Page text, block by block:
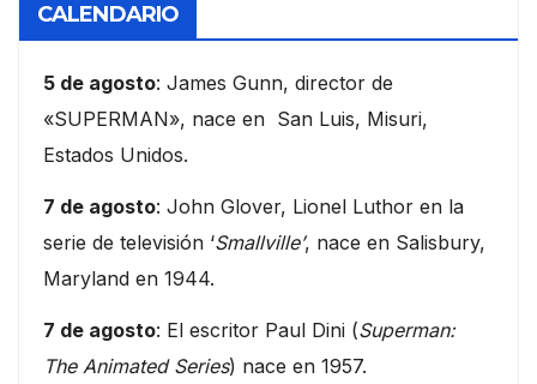
CALENDARIO
5 de agosto: James Gunn, director de
«SUPERMAN», nace en San Luis, Misuri,
Estados Unidos.
7 de agosto: John Glover, Lionel Luthor en la
serie de televisión ‘Smallville’, nace en Salisbury,
Maryland en 1944.
7 de agosto: El escritor Paul Dini (Superman:
The Animated Series) nace en 1957.